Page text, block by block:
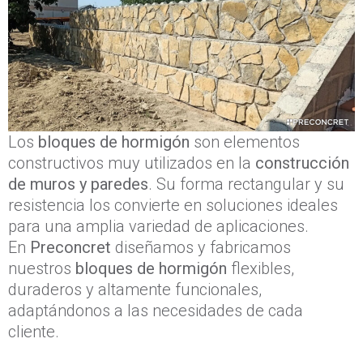
Los bloques de hormigón son elementos
constructivos muy utilizados en la construcción
de muros y paredes. Su forma rectangular y su
resistencia los convierte en soluciones ideales
para una amplia variedad de aplicaciones.
En Preconcret diseñamos y fabricamos
nuestros bloques de hormigón flexibles,
duraderos y altamente funcionales,
adaptándonos a las necesidades de cada
cliente.